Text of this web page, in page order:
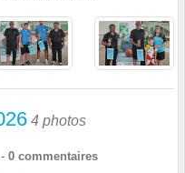
4 photos
- 0 commentaires